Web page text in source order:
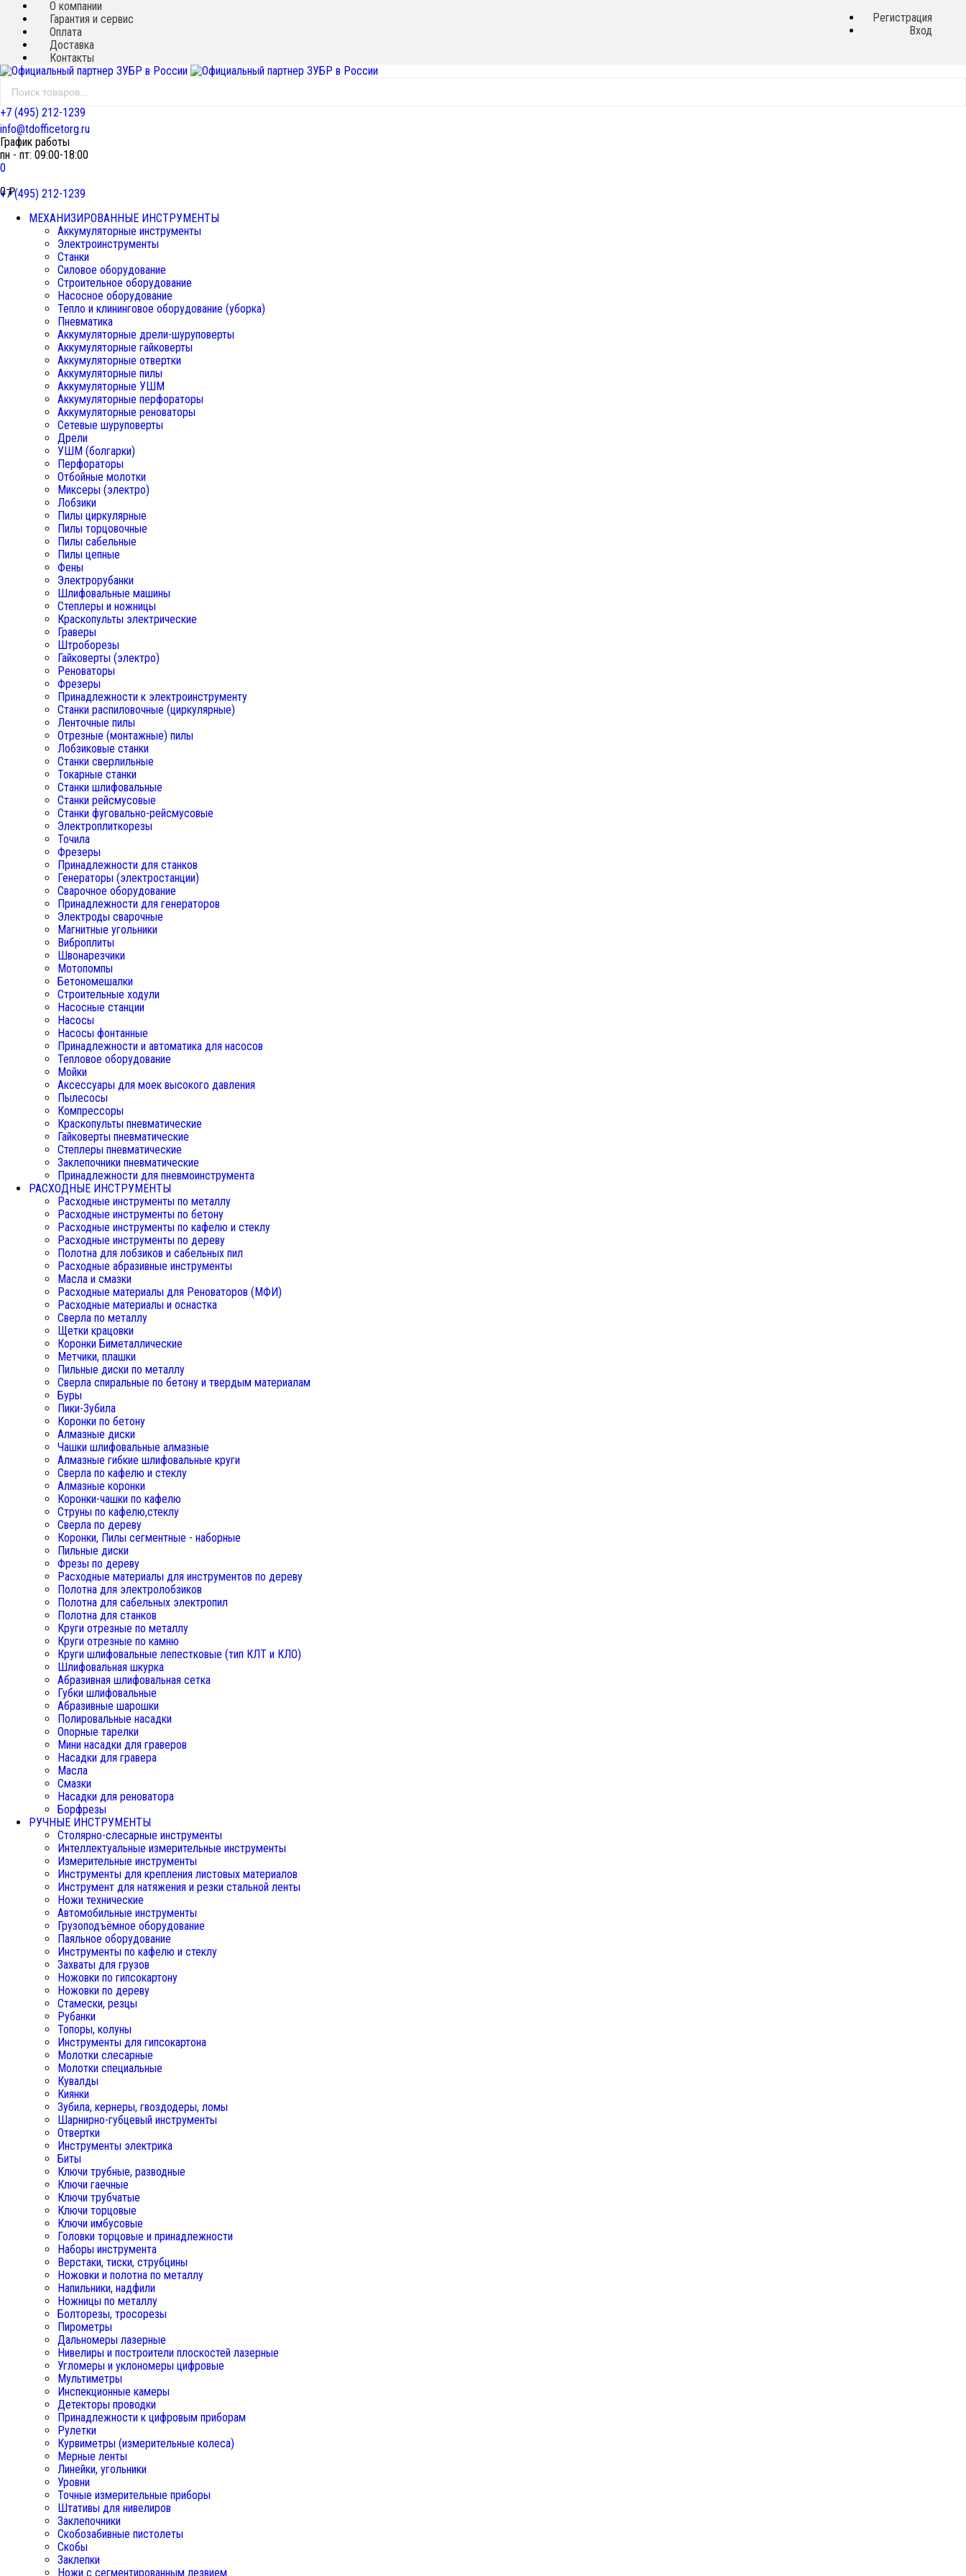
О компании
Гарантия и сервис
Оплата
Доставка
Контакты
Регистрация
Вход
+7 (495) 212-1239
info@tdofficetorg.ru
График работы
пн - пт: 09:00-18:00
0
0₽
+7 (495) 212-1239
МЕХАНИЗИРОВАННЫЕ ИНСТРУМЕНТЫ
Аккумуляторные инструменты
Электроинструменты
Станки
Силовое оборудование
Строительное оборудование
Насосное оборудование
Тепло и клининговое оборудование (уборка)
Пневматика
Аккумуляторные дрели-шуруповерты
Аккумуляторные гайковерты
Аккумуляторные отвертки
Аккумуляторные пилы
Аккумуляторные УШМ
Аккумуляторные перфораторы
Аккумуляторные реноваторы
Сетевые шуруповерты
Дрели
УШМ (болгарки)
Перфораторы
Отбойные молотки
Миксеры (электро)
Лобзики
Пилы циркулярные
Пилы торцовочные
Пилы сабельные
Пилы цепные
Фены
Электрорубанки
Шлифовальные машины
Степлеры и ножницы
Краскопульты электрические
Граверы
Штроборезы
Гайковерты (электро)
Реноваторы
Фрезеры
Принадлежности к электроинструменту
Станки распиловочные (циркулярные)
Ленточные пилы
Отрезные (монтажные) пилы
Лобзиковые станки
Станки сверлильные
Токарные станки
Станки шлифовальные
Станки рейсмусовые
Станки фуговально-рейсмусовые
Электроплиткорезы
Точила
Фрезеры
Принадлежности для станков
Генераторы (электростанции)
Сварочное оборудование
Принадлежности для генераторов
Электроды сварочные
Магнитные угольники
Виброплиты
Швонарезчики
Мотопомпы
Бетономешалки
Строительные ходули
Насосные станции
Насосы
Насосы фонтанные
Принадлежности и автоматика для насосов
Тепловое оборудование
Мойки
Аксессуары для моек высокого давления
Пылесосы
Компрессоры
Краскопульты пневматические
Гайковерты пневматические
Степлеры пневматические
Заклепочники пневматические
Принадлежности для пневмоинструмента
РАСХОДНЫЕ ИНСТРУМЕНТЫ
Расходные инструменты по металлу
Расходные инструменты по бетону
Расходные инструменты по кафелю и стеклу
Расходные инструменты по дереву
Полотна для лобзиков и сабельных пил
Расходные абразивные инструменты
Масла и смазки
Расходные материалы для Реноваторов (МФИ)
Расходные материалы и оснастка
Сверла по металлу
Щетки крацовки
Коронки Биметаллические
Метчики, плашки
Пильные диски по металлу
Сверла спиральные по бетону и твердым материалам
Буры
Пики-Зубила
Коронки по бетону
Алмазные диски
Чашки шлифовальные алмазные
Алмазные гибкие шлифовальные круги
Сверла по кафелю и стеклу
Алмазные коронки
Коронки-чашки по кафелю
Струны по кафелю,стеклу
Сверла по дереву
Коронки, Пилы сегментные - наборные
Пильные диски
Фрезы по дереву
Расходные материалы для инструментов по дереву
Полотна для электролобзиков
Полотна для сабельных электропил
Полотна для станков
Круги отрезные по металлу
Круги отрезные по камню
Круги шлифовальные лепестковые (тип КЛТ и КЛО)
Шлифовальная шкурка
Абразивная шлифовальная сетка
Губки шлифовальные
Абразивные шарошки
Полировальные насадки
Опорные тарелки
Мини насадки для граверов
Насадки для гравера
Масла
Смазки
Насадки для реноватора
Борфрезы
РУЧНЫЕ ИНСТРУМЕНТЫ
Столярно-слесарные инструменты
Интеллектуальные измерительные инструменты
Измерительные инструменты
Инструменты для крепления листовых материалов
Инструмент для натяжения и резки стальной ленты
Ножи технические
Автомобильные инструменты
Грузоподъёмное оборудование
Паяльное оборудование
Инструменты по кафелю и стеклу
Захваты для грузов
Ножовки по гипсокартону
Ножовки по дереву
Стамески, резцы
Рубанки
Топоры, колуны
Инструменты для гипсокартона
Молотки слесарные
Молотки специальные
Кувалды
Киянки
Зубила, кернеры, гвоздодеры, ломы
Шарнирно-губцевый инструменты
Отвертки
Инструменты электрика
Биты
Ключи трубные, разводные
Ключи гаечные
Ключи трубчатые
Ключи торцовые
Ключи имбусовые
Головки торцовые и принадлежности
Наборы инструмента
Верстаки, тиски, струбцины
Ножовки и полотна по металлу
Напильники, надфили
Ножницы по металлу
Болторезы, тросорезы
Пирометры
Дальномеры лазерные
Нивелиры и построители плоскостей лазерные
Угломеры и уклономеры цифровые
Мультиметры
Инспекционные камеры
Детекторы проводки
Принадлежности к цифровым приборам
Рулетки
Курвиметры (измерительные колеса)
Мерные ленты
Линейки, угольники
Уровни
Точные измерительные приборы
Штативы для нивелиров
Заклепочники
Скобозабивные пистолеты
Скобы
Заклепки
Ножи с сегментированным лезвием